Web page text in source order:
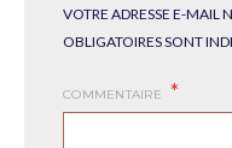
VOTRE ADRESSE E-MAIL
OBLIGATOIRES SONT
COMMENTAIRE